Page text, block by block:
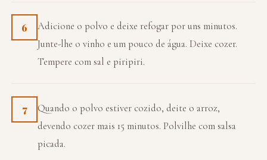
6
Adicione o polvo e deixe refogar por uns minutos.
Junte-lhe o vinho e um pouco de água. Deixe cozer.
Tempere com sal e piripiri.
7
Quando o polvo estiver cozido, deite o arroz,
devendo cozer mais 15 minutos. Polvilhe com salsa
picada.